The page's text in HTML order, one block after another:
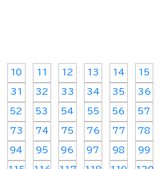
10 11 12 13 14 15
31 32 33 34 35 36
52 53 54 55 56 57
73 74 75 76 77 78
94 95 96 97 98 99